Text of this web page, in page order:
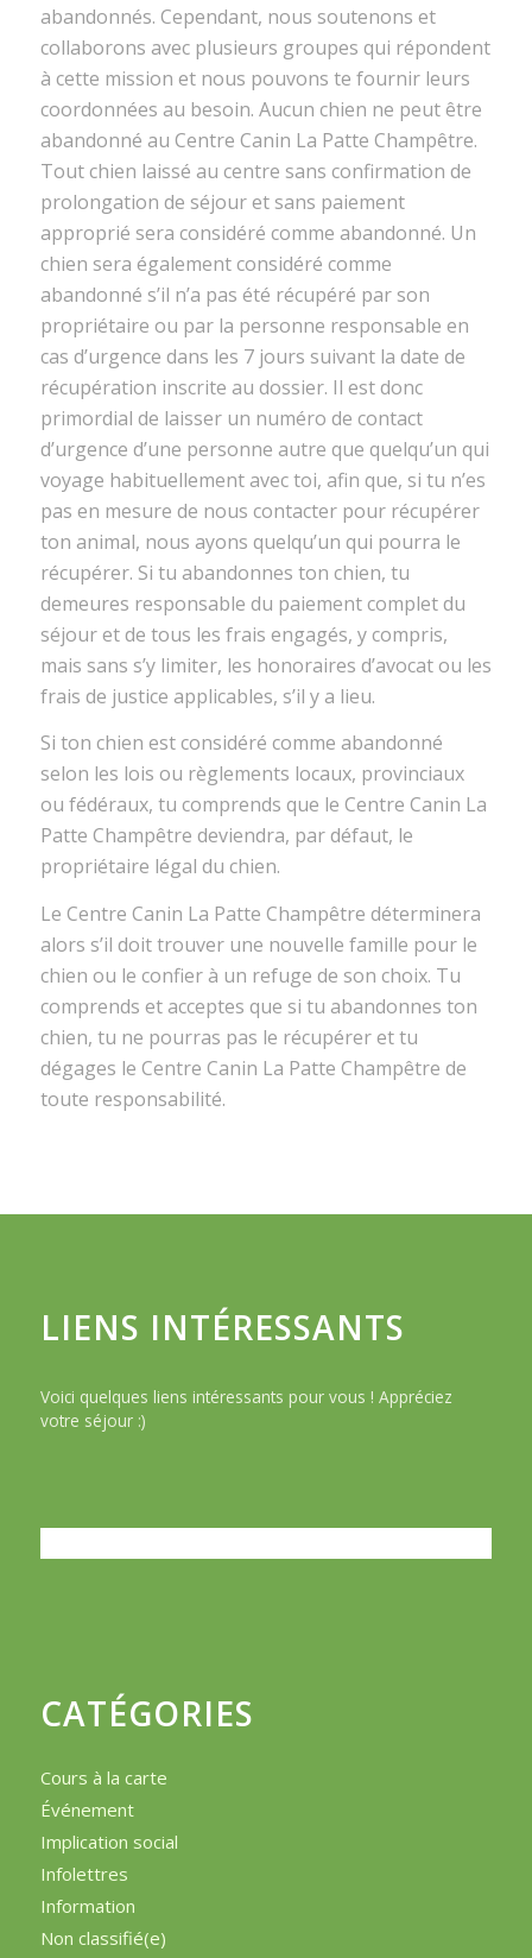
abandonnés. Cependant, nous soutenons et
collaborons avec plusieurs groupes qui répondent
à cette mission et nous pouvons te fournir leurs
coordonnées au besoin. Aucun chien ne peut être
abandonné au Centre Canin La Patte Champêtre.
Tout chien laissé au centre sans confirmation de
prolongation de séjour et sans paiement
approprié sera considéré comme abandonné. Un
chien sera également considéré comme
abandonné s’il n’a pas été récupéré par son
propriétaire ou par la personne responsable en
cas d’urgence dans les 7 jours suivant la date de
récupération inscrite au dossier. Il est donc
primordial de laisser un numéro de contact
d’urgence d’une personne autre que quelqu’un qui
voyage habituellement avec toi, afin que, si tu n’es
pas en mesure de nous contacter pour récupérer
ton animal, nous ayons quelqu’un qui pourra le
récupérer. Si tu abandonnes ton chien, tu
demeures responsable du paiement complet du
séjour et de tous les frais engagés, y compris,
mais sans s’y limiter, les honoraires d’avocat ou les
frais de justice applicables, s’il y a lieu.
Si ton chien est considéré comme abandonné
selon les lois ou règlements locaux, provinciaux
ou fédéraux, tu comprends que le Centre Canin La
Patte Champêtre deviendra, par défaut, le
propriétaire légal du chien.
Le Centre Canin La Patte Champêtre déterminera
alors s’il doit trouver une nouvelle famille pour le
chien ou le confier à un refuge de son choix. Tu
comprends et acceptes que si tu abandonnes ton
chien, tu ne pourras pas le récupérer et tu
dégages le Centre Canin La Patte Champêtre de
toute responsabilité.
LIENS INTÉRESSANTS
Voici quelques liens intéressants pour vous ! Appréciez
votre séjour :)
CATÉGORIES
Cours à la carte
Événement
Implication social
Infolettres
Information
Non classifié(e)